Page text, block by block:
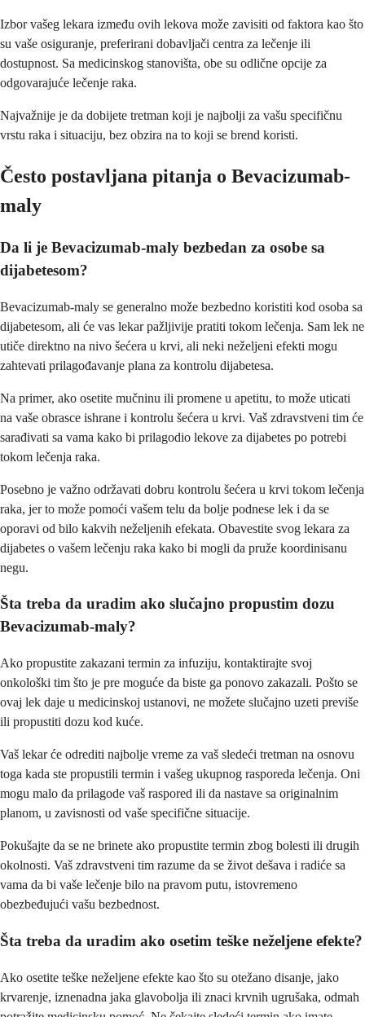
Izbor vašeg lekara između ovih lekova može zavisiti od faktora kao što
su vaše osiguranje, preferirani dobavljači centra za lečenje ili
dostupnost. Sa medicinskog stanovišta, obe su odlične opcije za
odgovarajuće lečenje raka.
Najvažnije je da dobijete tretman koji je najbolji za vašu specifičnu
vrstu raka i situaciju, bez obzira na to koji se brend koristi.
Često postavljana pitanja o Bevacizumab-
maly
Da li je Bevacizumab-maly bezbedan za osobe sa
dijabetesom?
Bevacizumab-maly se generalno može bezbedno koristiti kod osoba sa
dijabetesom, ali će vas lekar pažljivije pratiti tokom lečenja. Sam lek ne
utiče direktno na nivo šećera u krvi, ali neki neželjeni efekti mogu
zahtevati prilagođavanje plana za kontrolu dijabetesa.
Na primer, ako osetite mučninu ili promene u apetitu, to može uticati
na vaše obrasce ishrane i kontrolu šećera u krvi. Vaš zdravstveni tim će
sarađivati sa vama kako bi prilagodio lekove za dijabetes po potrebi
tokom lečenja raka.
Posebno je važno održavati dobru kontrolu šećera u krvi tokom lečenja
raka, jer to može pomoći vašem telu da bolje podnese lek i da se
oporavi od bilo kakvih neželjenih efekata. Obavestite svog lekara za
dijabetes o vašem lečenju raka kako bi mogli da pruže koordinisanu
negu.
Šta treba da uradim ako slučajno propustim dozu
Bevacizumab-maly?
Ako propustite zakazani termin za infuziju, kontaktirajte svoj
onkološki tim što je pre moguće da biste ga ponovo zakazali. Pošto se
ovaj lek daje u medicinskoj ustanovi, ne možete slučajno uzeti previše
ili propustiti dozu kod kuće.
Vaš lekar će odrediti najbolje vreme za vaš sledeći tretman na osnovu
toga kada ste propustili termin i vašeg ukupnog rasporeda lečenja. Oni
mogu malo da prilagode vaš raspored ili da nastave sa originalnim
planom, u zavisnosti od vaše specifične situacije.
Pokušajte da se ne brinete ako propustite termin zbog bolesti ili drugih
okolnosti. Vaš zdravstveni tim razume da se život dešava i radiće sa
vama da bi vaše lečenje bilo na pravom putu, istovremeno
obezbeđujući vašu bezbednost.
Šta treba da uradim ako osetim teške neželjene efekte?
Ako osetite teške neželjene efekte kao što su otežano disanje, jako
krvarenje, iznenadna jaka glavobolja ili znaci krvnih ugrušaka, odmah